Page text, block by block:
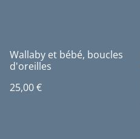
Wallaby et bébé, boucles
d'oreilles
25,00 €